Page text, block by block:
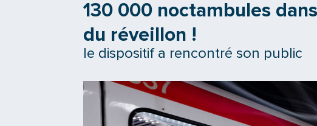
130 000 noctambules
du réveillon !
le dispositif a rencontré son public